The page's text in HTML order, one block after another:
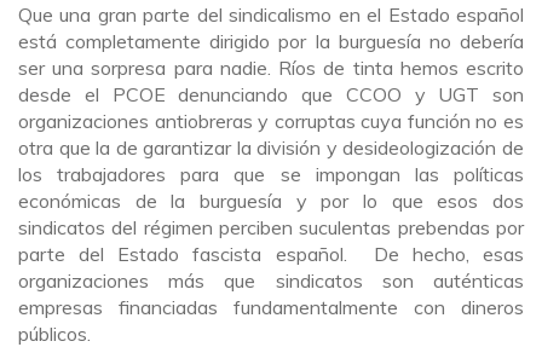
Que una gran parte del sindicalismo en el Estado español
está completamente dirigido por la burguesía no debería
ser una sorpresa para nadie. Ríos de tinta hemos escrito
desde el PCOE denunciando que CCOO y UGT son
organizaciones antiobreras y corruptas cuya función no es
otra que la de garantizar la división y desideologización de
los trabajadores para que se impongan las políticas
económicas de la burguesía y por lo que esos dos
sindicatos del régimen perciben suculentas prebendas por
parte del Estado fascista español. De hecho, esas
organizaciones más que sindicatos son auténticas
empresas financiadas fundamentalmente con dineros
públicos.